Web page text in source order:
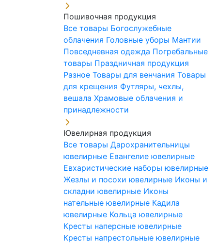
Пошивочная продукция
Все товары Богослужебные
облачения Головные уборы Мантии
Повседневная одежда Погребальные
товары Праздничная продукция
Разное Товары для венчания Товары
для крещения Футляры, чехлы,
вешала Храмовые облачения и
принадлежности
Ювелирная продукция
Все товары Дарохранительницы
ювелирные Евангелие ювелирные
Евхаристические наборы ювелирные
Жезлы и посохи ювелирные Иконы и
складни ювелирные Иконы
нательные ювелирные Кадила
ювелирные Кольца ювелирные
Кресты наперсные ювелирные
Кресты напрестольные ювелирные